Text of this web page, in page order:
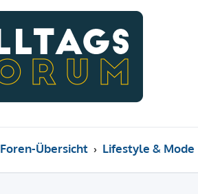
Foren-Übersicht Lifestyle & Mode